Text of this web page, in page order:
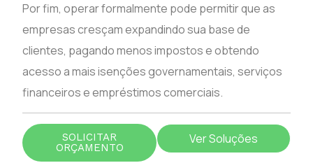
Por fim, operar formalmente pode permitir que as
empresas cresçam expandindo sua base de
clientes, pagando menos impostos e obtendo
acesso a mais isenções governamentais, serviços
financeiros e empréstimos comerciais.
SOLICITAR
ORÇAMENTO
Ver Soluções